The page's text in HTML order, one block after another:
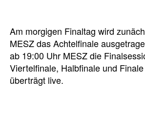
Am morgigen Finaltag wird
MESZ das Achtelfinale
ab 19:00 Uhr MESZ die
Viertelfinale, Halbfinale und
überträgt live.